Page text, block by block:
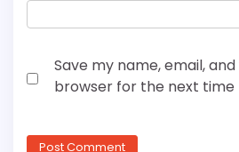
Save my name, email,
browser for the next time